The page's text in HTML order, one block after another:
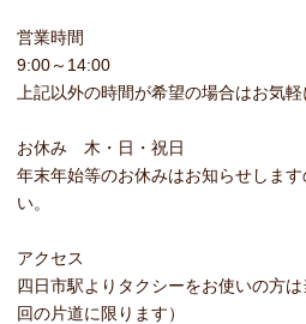
営業時間
9:00～14:00
上記以外の時間が希望の場合はお気軽
お休み 木・日・祝日
年末年始等のお休みはお知らせしま
い。
アクセス
四日市駅よりタクシーをお使いの方
回の片道に限ります）